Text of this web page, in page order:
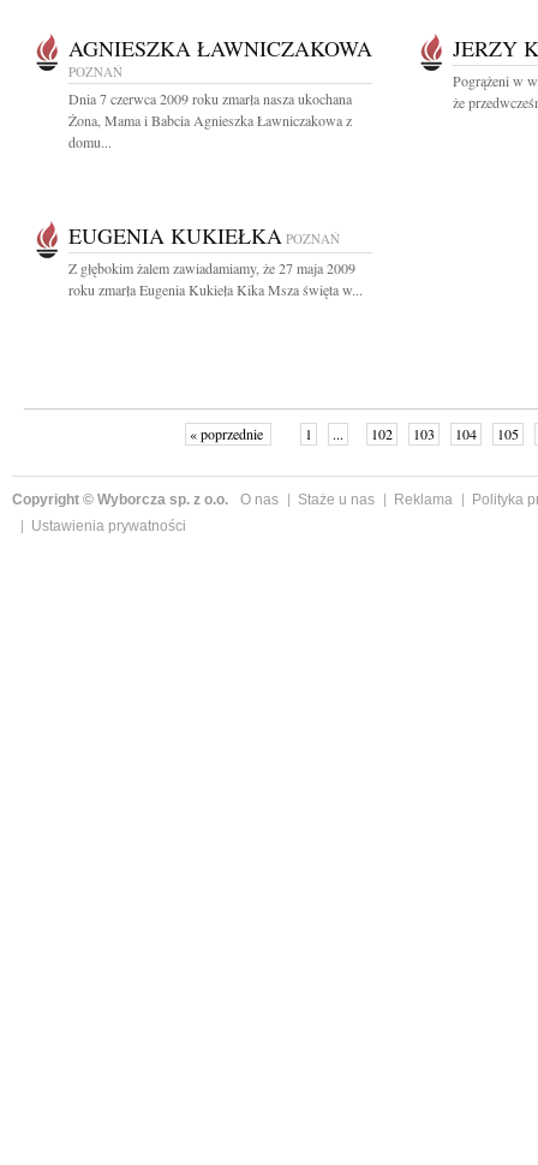
AGNIESZKA ŁAWNICZAKOWA
POZNAŃ
Dnia 7 czerwca 2009 roku zmarła nasza ukochana
Żona, Mama i Babcia Agnieszka Ławniczakowa z
domu...
JERZY
Pogrążeni w
że
EUGENIA KUKIEŁKA POZNAŃ
Z głębokim żalem zawiadamiamy, że 27 maja 2009
roku zmarła Eugenia Kukieła Kika Msza święta w...
« poprzednie 1 ... 102 103 104 105
Copyright © Wyborcza sp. z o.o. O nas Staże u nas Reklama
Polityka
Ustawienia prywatności